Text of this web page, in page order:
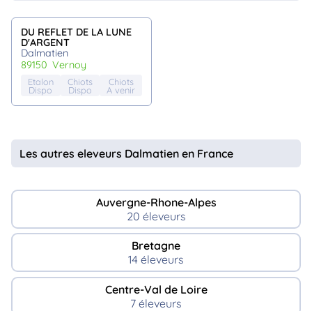
DU REFLET DE LA LUNE
D'ARGENT
Dalmatien
89150
vernoy
Etalon
Dispo
Chiots
Dispo
Chiots
A venir
Les autres eleveurs Dalmatien en France
Auvergne-Rhone-Alpes
20 éleveurs
Bretagne
14 éleveurs
Centre-Val de Loire
7 éleveurs